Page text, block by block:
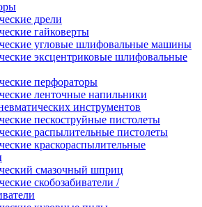
дрели
гайковерты
угловые шлифовальные машины
эксцентриковые шлифовальные
перфораторы
ленточные напильники
инструментов
пескоструйные пистолеты
распылительные пистолеты
краскораспылительные
смазочный шприц
скобозабиватели /